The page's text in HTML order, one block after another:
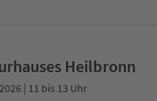
Heilbronn
| 11 bis 13 Uhr